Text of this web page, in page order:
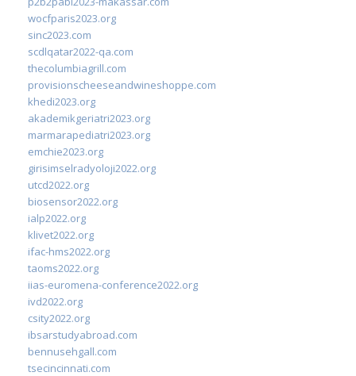
wocfparis2023.org
sinc2023.com
scdlqatar2022-qa.com
thecolumbiagrill.com
provisionscheeseandwineshoppe.com
khedi2023.org
akademikgeriatri2023.org
marmarapediatri2023.org
emchie2023.org
girisimselradyoloji2022.org
utcd2022.org
biosensor2022.org
ialp2022.org
klivet2022.org
ifac-hms2022.org
taoms2022.org
iias-euromena-conference2022.org
ivd2022.org
csity2022.org
ibsarstudyabroad.com
bennusehgall.com
tsecincinnati.com